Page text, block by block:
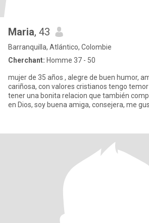
Maria, 43
Barranquilla, Atlántico, Colombie
Cherchant: Homme 37 - 50
mujer de 35 años , alegre de buen humor, amable, sencilla y muy
cariñosa, con valores cristianos tengo
tener una bonita relacion que también
en Dios, soy buena amiga, consejera, me